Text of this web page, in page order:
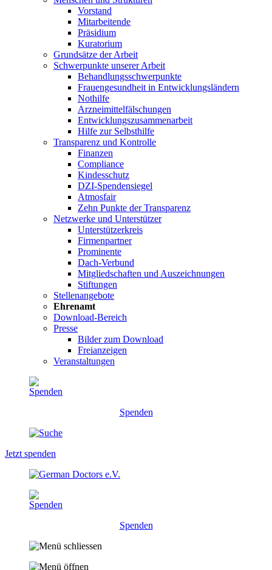
Vorstand
Mitarbeitende
Präsidium
Kuratorium
Grundsätze der Arbeit
Schwerpunkte unserer Arbeit
Behandlungs­schwerpunkte
Frauengesundheit in Entwicklungsländern
Nothilfe
Arzneimittel­fälschungen
Entwicklungs­zusammenarbeit
Hilfe zur Selbsthilfe
Transparenz und Kontrolle
Finanzen
Compliance
Kindesschutz
DZI-Spendensiegel
Atmosfair
Zehn Punkte der Transparenz
Netzwerke und Unterstützer
Unterstützerkreis
Firmenpartner
Prominente
Dach-Verbund
Mitgliedschaften und Auszeichnungen
Stiftungen
Stellenangebote
Ehrenamt
Download-Bereich
Presse
Bilder zum Download
Freianzeigen
Veranstaltungen
Spenden
Jetzt spenden
Spenden